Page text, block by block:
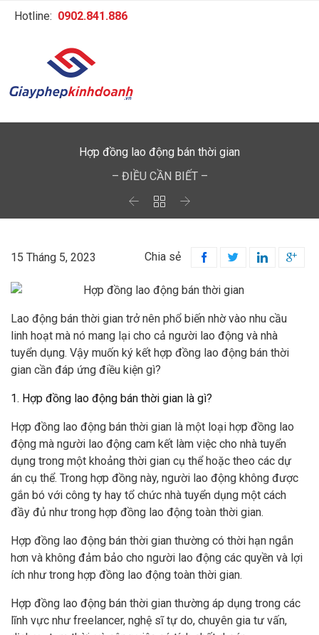
Hotline: 0902.841.886
Hợp đồng lao động bán thời gian
– ĐIỀU CẦN BIẾT –
  
15 Tháng 5, 2023 Chia sẻ    
Lao động bán thời gian trở nên phổ biến nhờ vào nhu cầu
linh hoạt mà nó mang lại cho cả người lao động và nhà
tuyển dụng. Vậy muốn ký kết hợp đồng lao động bán thời
gian cần đáp ứng điều kiện gì?
1. Hợp đồng lao động bán thời gian là gì?
Hợp đồng lao động bán thời gian là một loại hợp đồng lao
động mà người lao động cam kết làm việc cho nhà tuyển
dụng trong một khoảng thời gian cụ thể hoặc theo các dự
án cụ thể. Trong hợp đồng này, người lao động không được
gắn bó với công ty hay tổ chức nhà tuyển dụng một cách
đầy đủ như trong hợp đồng lao động toàn thời gian.
Hợp đồng lao động bán thời gian thường có thời hạn ngắn
hơn và không đảm bảo cho người lao động các quyền và lợi
ích như trong hợp đồng lao động toàn thời gian.
Hợp đồng lao động bán thời gian thường áp dụng trong các
lĩnh vực như freelancer, nghệ sĩ tự do, chuyên gia tư vấn,